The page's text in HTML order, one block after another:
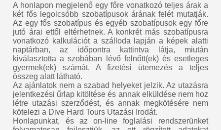
A honlapon megjelenő egy főre vonatkozó teljes árak a
két fős legolcsóbb szobatípusok árának felét mutatják.
Az egy fős szobatípus és egyéb szobatípusok egy főre
jutó árai ettől eltérhetnek. A konkrét más szobatípusra
vonatkozó kalkulációt a szálloda lapján a képek alatti
naptárban, az időpontra kattintva látja, miután
kiválasztotta a szobában lévő felnőtt(ek) és esetleges
gyermek(ek) számát. A fizetési ütemezés a teljes
összeg alatt látható.
Az ajánlatok nem a szabad helyeket jelzik. Az utazásra
jelentkezési űrlap kitöltése és annak elküldése nem hoz
létre utazási szerződést, és annak megkötésére nem
kötelezi a Dive Hard Tours Utazási Irodát.
Honlapunkat, és az on-line foglalási rendszerünket